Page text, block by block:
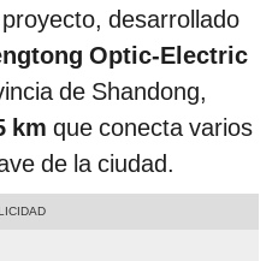
desarrollado
Optic-Electric
de Shandong,
km que conecta varios
de la ciudad.